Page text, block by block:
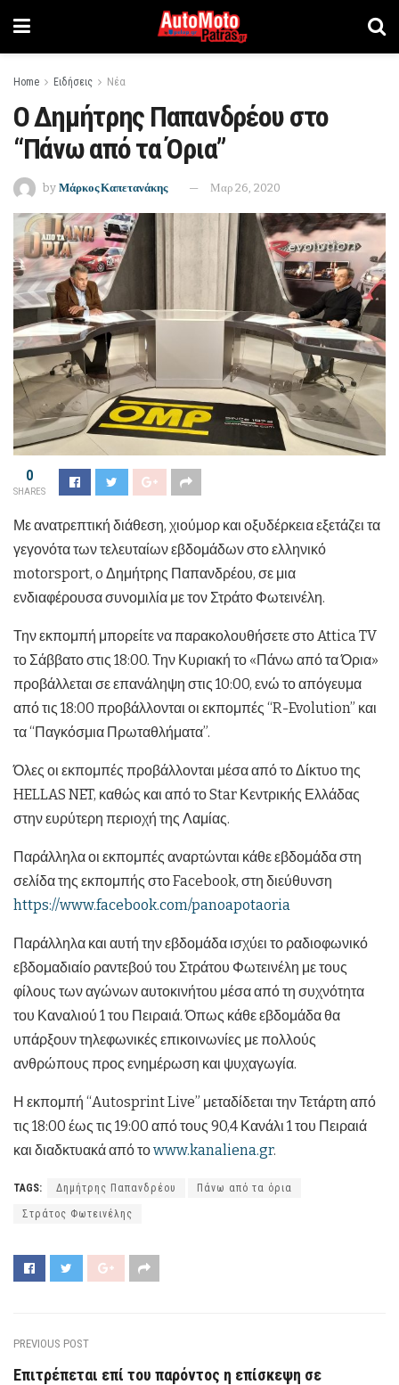
Home Ειδήσεις Νέα
Ο Δημήτρης Παπανδρέου στο
“Πάνω από τα Όρια”
by Μάρκος Καπετανάκης Μαρ 26, 2020
0
SHARES
Με ανατρεπτική διάθεση, χιούμορ και οξυδέρκεια εξετάζει τα
γεγονότα των τελευταίων εβδομάδων στο ελληνικό
motorsport, o Δημήτρης Παπανδρέου, σε μια
ενδιαφέρουσα συνομιλία με τον Στράτο Φωτεινέλη.
Την εκπομπή μπορείτε να παρακολουθήσετε στο Attica TV
το Σάββατο στις 18:00. Την Κυριακή το «Πάνω από τα Όρια»
προβάλλεται σε επανάληψη στις 10:00, ενώ το απόγευμα
από τις 18:00 προβάλλονται οι εκπομπές “R-Evolution” και
τα “Παγκόσμια Πρωταθλήματα”.
Όλες οι εκπομπές προβάλλονται μέσα από το Δίκτυο της
HELLAS NET, καθώς και από το Star Κεντρικής Ελλάδας
στην ευρύτερη περιοχή της Λαμίας.
Παράλληλα οι εκπομπές αναρτώνται κάθε εβδομάδα στη
σελίδα της εκπομπής στο Facebook, στη διεύθυνση
https://www.facebook.com/panoapotaoria
Παράλληλα και αυτή την εβδομάδα ισχύει το ραδιοφωνικό
εβδομαδιαίο ραντεβού του Στράτου Φωτεινέλη με τους
φίλους των αγώνων αυτοκινήτου μέσα από τη συχνότητα
του Καναλιού 1 του Πειραιά. Όπως κάθε εβδομάδα θα
υπάρξουν τηλεφωνικές επικοινωνίες με πολλούς
ανθρώπους προς ενημέρωση και ψυχαγωγία.
Η εκπομπή “Autosprint Live” μεταδίδεται την Τετάρτη από
τις 18:00 έως τις 19:00 από τους 90,4 Κανάλι 1 του Πειραιά
και διαδκτυακά από τοwww.kanaliena.gr.
TAGS: Δημήτρης Παπανδρέου Πάνω από τα όρια
Στράτος Φωτεινέλης
PREVIOUS POST
Επιτρέπεται επί του παρόντος η επίσκεψη σε